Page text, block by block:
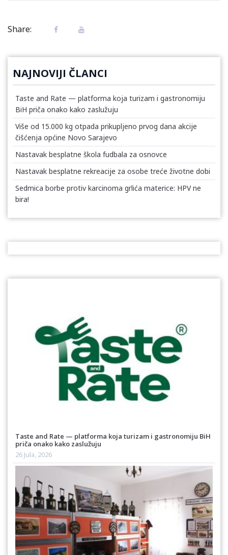
Share:
NAJNOVIJI ČLANCI
Taste and Rate — platforma koja turizam i gastronomiju
BiH priča onako kako zaslužuju
Više od 15.000 kg otpada prikupljeno prvog dana akcije
čišćenja općine Novo Sarajevo
Nastavak besplatne škola fudbala za osnovce
Nastavak besplatne rekreacije za osobe treće životne dobi
Sedmica borbe protiv karcinoma grlića materice: HPV ne
bira!
Taste and Rate — platforma koja turizam i gastronomiju BiH
priča onako kako zaslužuju
26 Jula, 2026